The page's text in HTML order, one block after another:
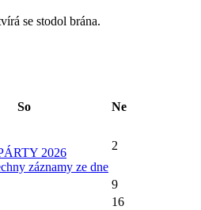
se stodol brána.
So Ne
2026
záznamy ze dne
2
9
16